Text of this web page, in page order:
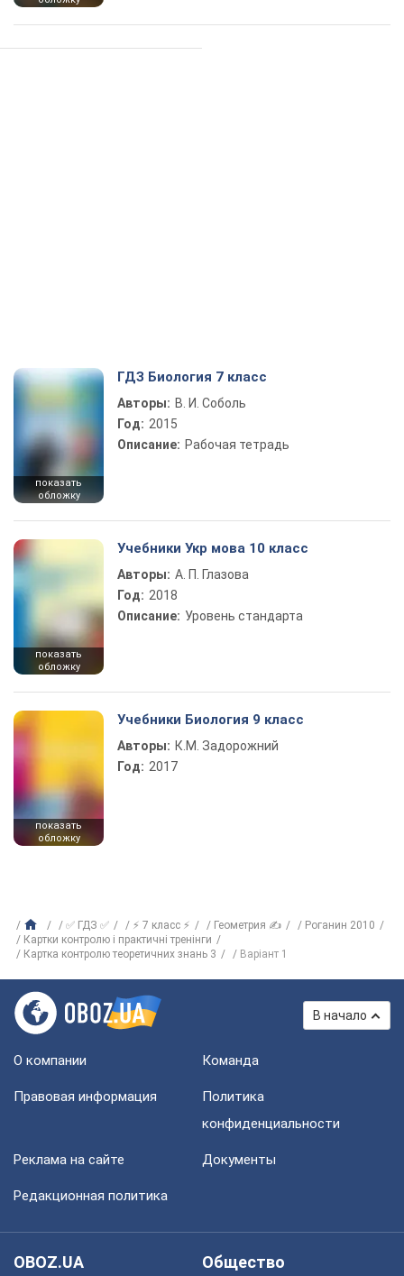
показать
обложку
ГДЗ Биология 7 класс
Авторы: В. И. Соболь
Год: 2015
Описание: Рабочая тетрадь
показать
обложку
Учебники Укр мова 10 класс
Авторы: А. П. Глазова
Год: 2018
Описание: Уровень стандарта
показать
обложку
Учебники Биология 9 класс
Авторы: К.М. Задорожний
Год: 2017
✅ ГДЗ ✅ ⚡ 7 класс ⚡ Геометрия ✍
Роганин 2010
Картки контролю і практичні тренінги
Картка контролю теоретичних знань 3
Варіант 1
В начало
О компании Команда
Правовая информация
Политика
конфиденциальности
Реклама на сайте Документы
Редакционная политика
OBOZ.UA
Общество